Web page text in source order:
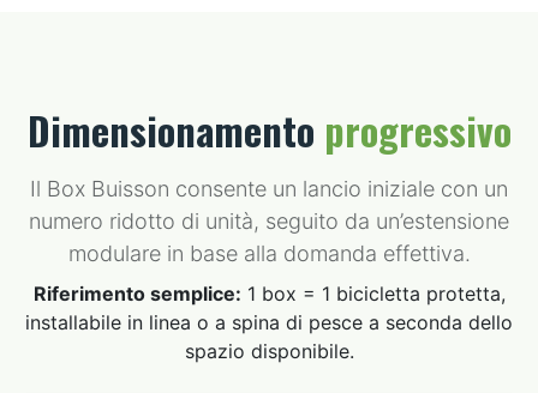
Dimensionamento progressivo
Il Box Buisson consente un lancio iniziale con un
numero ridotto di unità, seguito da un’estensione
modulare in base alla domanda effettiva.
Riferimento semplice: 1 box = 1 bicicletta protetta,
installabile in linea o a spina di pesce a seconda dello
spazio disponibile.